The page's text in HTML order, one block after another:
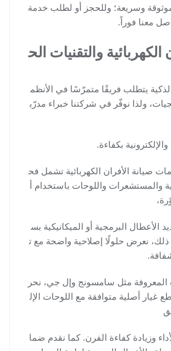
موثوقة وسريعة؛ وللحجز أو لطلب خدمة
معنا فوراً.
الكهربائية والتقنيات الح
يتطلب فريقًا متمرّسًا في الأنظم
ولذا نوفّر في شركتنا خبراء مدرّب
بكفاءة.
صيانة الأفران الكهربائية تشمل فح
والمستشعرات واللوحات باستخدام أ
الأعطال البرمجية أو الميكانيكية بس
نعرض حلولًا إصلاحية واضحة مع ت
المعروفة مثل سامسونج وإل جي، نحر
أصلية متوافقة مع اللوحات الإل
وزيادة كفاءة الفرن. كما نقدم ضما